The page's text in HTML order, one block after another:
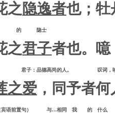
之隐逸者也；牡
的 隐
之君子者也。噫
人。 叹词，唉 （宾
之爱 ，同予者
置句） 与…相同 我 的 什